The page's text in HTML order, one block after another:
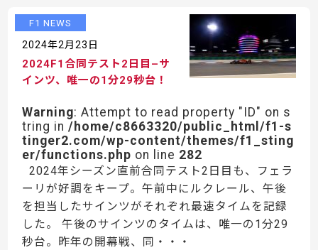
F1 NEWS
2024年2月23日
2024F1合同テスト2日目–サ
インツ、唯一の1分29秒台！
Warning: Attempt to read property "ID" on s
tring in/home/c8663320/public_html/f1-s
tinger2.com/wp-content/themes/f1_sting
er/functions.php on line 282
2024年シーズン直前合同テスト2日目も、フェラ
ーリが好調をキープ。午前中にルクレール、午後
を担当したサインツがそれぞれ最速タイムを記録
した。 午後のサインツのタイムは、唯一の1分29
秒台。昨年の開幕戦、同・・・